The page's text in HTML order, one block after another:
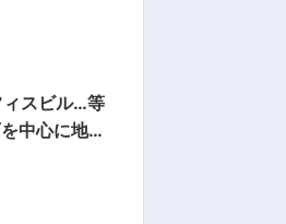
ィスビル…等
ました。